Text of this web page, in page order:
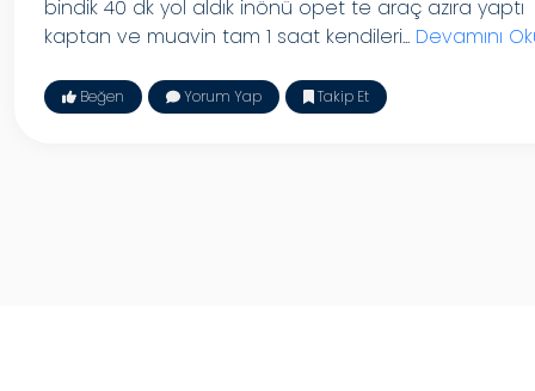
bindik 40 dk yol aldık inönü opet te araç azıra yaptı
kaptan ve muavin tam 1 saat kendileri... Devamını
Beğen Yorum Yap Takip Et